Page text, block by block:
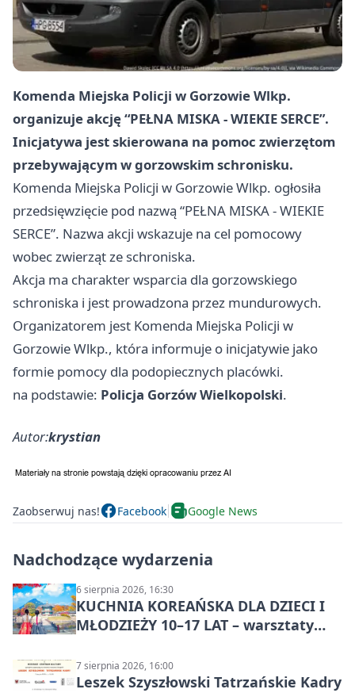
Komenda Miejska Policji w Gorzowie Wlkp.
organizuje akcję “PEŁNA MISKA - WIEKIE SERCE”.
Inicjatywa jest skierowana na pomoc zwierzętom
przebywającym w gorzowskim schronisku.
Komenda Miejska Policji w Gorzowie Wlkp. ogłosiła
przedsięwzięcie pod nazwą “PEŁNA MISKA - WIEKIE
SERCE”. Nazwa akcji wskazuje na cel pomocowy
wobec zwierząt ze schroniska.
Akcja ma charakter wsparcia dla gorzowskiego
schroniska i jest prowadzona przez mundurowych.
Organizatorem jest Komenda Miejska Policji w
Gorzowie Wlkp., która informuje o inicjatywie jako
formie pomocy dla podopiecznych placówki.
na podstawie: Policja Gorzów Wielkopolski.
Autor:krystian
Zaobserwuj nas! Facebook Google News
Nadchodzące wydarzenia
6 sierpnia 2026, 16:30
KUCHNIA KOREAŃSKA DLA DZIECI I
MŁODZIEŻY 10–17 LAT – warsztaty
7 sierpnia 2026, 16:00
Leszek Szyszłowski Tatrzańskie Kadry